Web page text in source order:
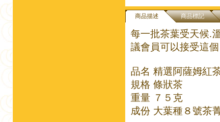
商品描述 商品標記
每一批茶葉受天候.
議會員可以接受這
品名 精選阿薩姆紅
規格 條狀茶
重量 ７５克
成份 大葉種８號茶